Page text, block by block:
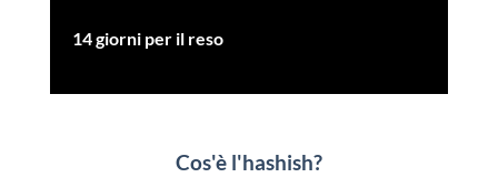
14 giorni per il reso
Cos'è l'hashish?